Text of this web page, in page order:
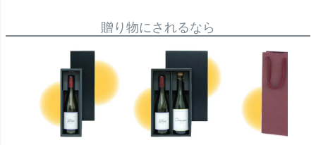
贈り物にされるなら